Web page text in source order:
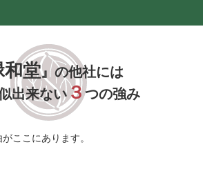
和堂』の他社には
出来ない ３つの強み
ここにあります。